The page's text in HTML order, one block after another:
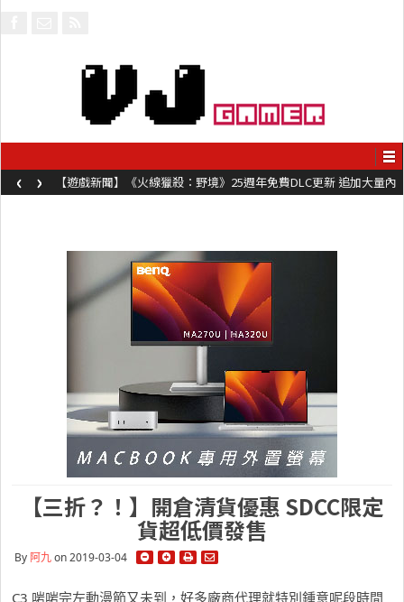
【遊戲新聞】《火線獵殺：野境》25週年免費DLC更新 追加大量內
容同時系舊作限時超平價折扣
‹ ›
【三折？！】開倉清貨優惠 SDCC限定
貨超低價發售
By 阿九on 2019-03-04
C3 啱啱完左動漫節又未到，好多廠商代理就特別鍾意呢段時間